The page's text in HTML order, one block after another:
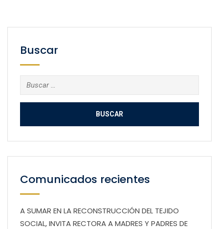
Buscar
Buscar:
Comunicados recientes
A SUMAR EN LA RECONSTRUCCIÓN DEL TEJIDO
SOCIAL, INVITA RECTORA A MADRES Y PADRES DE